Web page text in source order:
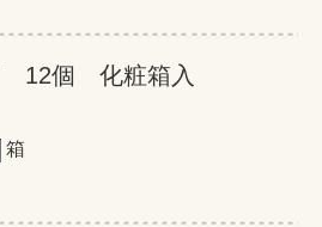
12個 化粧箱入
箱